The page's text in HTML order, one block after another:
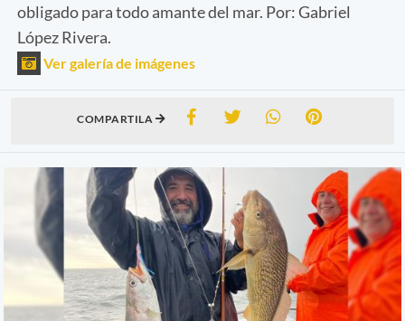
obligado para todo amante del mar. Por: Gabriel
López Rivera.
Ver galería de imágenes
COMPARTILA